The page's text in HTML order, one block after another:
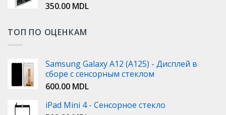
350.00 MDL
ТОП ПО ОЦЕНКАМ
Samsung Galaxy A12 (A125) - Дисплей в
сборе с сенсорным стеклом
600.00 MDL
iPad Mini 4 - Сенсорное стекло